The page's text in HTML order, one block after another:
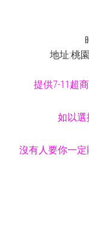
地址:桃
提供7-11超
如以選
沒有人要你一